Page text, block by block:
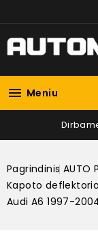
 Meniu
Pagrindinis AUTO
Kapoto
Audi A6 1997-